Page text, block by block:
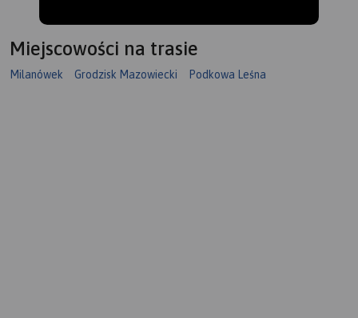
Miejscowości na trasie
Milanówek Grodzisk Mazowiecki Podkowa Leśna